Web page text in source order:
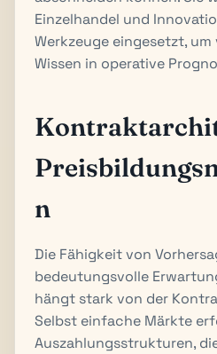
Einzelhandel und
Werkzeuge eingesetzt,
Wissen in operative
n
Die Fähigkeit von
bedeutungsvolle
hängt stark von der
Selbst einfache Märkte
Auszahlungsstrukturen,